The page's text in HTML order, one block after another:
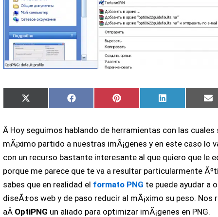
Compartir
en
X
(Twitter)
Compartir
en
Facebook
Compartir
en
Pinterest
Compartir
en
LinkedIn
Â Hoy seguimos hablando de herramientas con las cuales
mÃ¡ximo partido a nuestras imÃ¡genes y en este caso lo
con un recurso bastante interesante al que quiero que le
porque me parece que te va a resultar particularmente
sabes que en realidad el formato PNG te puede ayudar a
diseÃ±os web y de paso reducir al mÃ¡ximo su peso. Nos
aÂ OptiPNG un aliado para optimizar imÃ¡genes en PNG.